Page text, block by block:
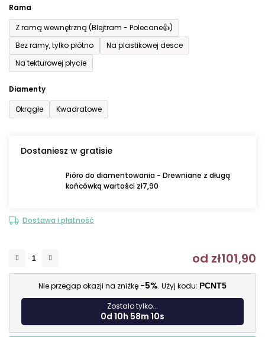
Rama
Z ramą wewnętrzną (Blejtram - Polecane👍)
Bez ramy, tylko płótno
Na plastikowej desce
Na tekturowej płycie
Diamenty
Okrągłe
Kwadratowe
Dostaniesz w gratisie
Pióro do diamentowania - Drewniane z długą
końcówką wartości zł7,90
Dostawa i płatność
od zł101,90
Nie przegap okazji na zniżkę -5%. Użyj kodu: PCNT5
Zostało tylko...
0d 10h 58m 9s